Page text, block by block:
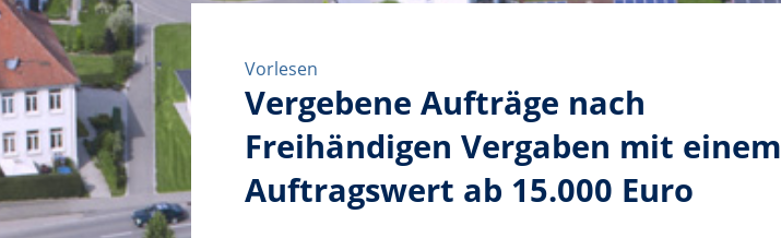
Vorlesen
Vergebene Aufträge nach
Freihändigen Vergaben mit einem
Auftragswert ab 15.000 Euro